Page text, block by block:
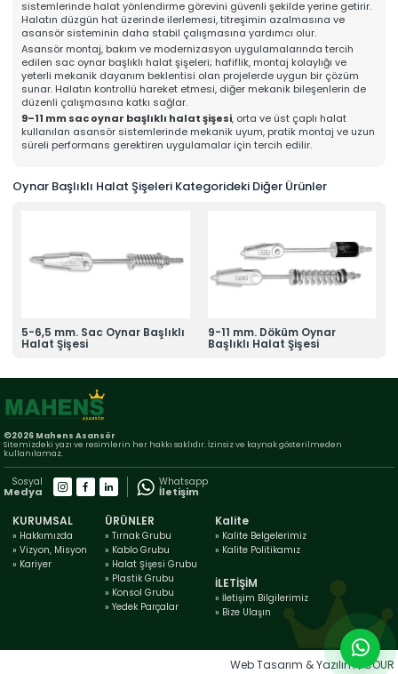
sistemlerinde halat yönlendirme görevini güvenli şekilde yerine getirir.
Halatın düzgün hat üzerinde ilerlemesi, titreşimin azalmasına ve
asansör sisteminin daha stabil çalışmasına yardımcı olur.
Asansör montaj, bakım ve modernizasyon uygulamalarında tercih
edilen sac oynar başlıklı halat şişeleri; hafiflik, montaj kolaylığı ve
yeterli mekanik dayanım beklentisi olan projelerde uygun bir çözüm
sunar. Halatın kontrollü hareket etmesi, diğer mekanik bileşenlerin de
düzenli çalışmasına katkı sağlar.
9–11 mm sac oynar başlıklı halat şişesi, orta ve üst çaplı halat
kullanılan asansör sistemlerinde mekanik uyum, pratik montaj ve uzun
süreli performans gerektiren uygulamalar için tercih edilir.
Oynar Başlıklı Halat Şişeleri Kategorideki Diğer Ürünler
5-6,5 mm. Sac Oynar Başlıklı
Halat Şişesi
9-11 mm. Döküm Oynar
Başlıklı Halat Şişesi
©2026 Mahens Asansör
Sitemizdeki yazı ve resimlerin her hakkı saklıdır. İzinsiz ve kaynak gösterilmeden
kullanılamaz.
Sosyal
Medya
Whatsapp
İletişim
KURUMSAL
» Hakkımızda
» Vizyon, Misyon
» Kariyer
ÜRÜNLER
» Tırnak Grubu
» Kablo Grubu
» Halat Şişesi Grubu
» Plastik Grubu
» Konsol Grubu
» Yedek Parçalar
Kalite
» Kalite Belgelerimiz
» Kalite Politikamız
İLETİŞİM
» İletişim Bilgilerimiz
» Bize Ulaşın
Web Tasarım & Yazılım | COUR